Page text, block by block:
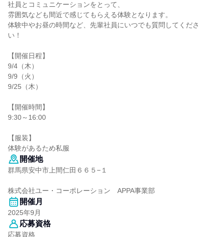
社員とコミュニケーションをとって、
雰囲気なども間近で感じてもらえる体験となります。
体験中やお昼の時間など、先輩社員にいつでも質問してくださ
い！
【開催日程】
9/4（木）
9/9（火）
9/25（木）
【開催時間】
9:30～16:00
【服装】
体験があるため私服
開催地
群馬県安中市上間仁田６６５−１
株式会社ユー・コーポレーション APPA事業部
開催月
2025年9月
応募資格
応募資格